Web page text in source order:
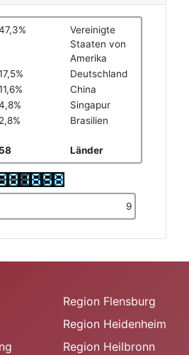
Vereinigte
Staaten von
Amerika
Deutschland
China
Singapur
2,8%
Brasilien
58 Länder
9
Region Flensburg
Region Heidenheim
Region Heilbronn